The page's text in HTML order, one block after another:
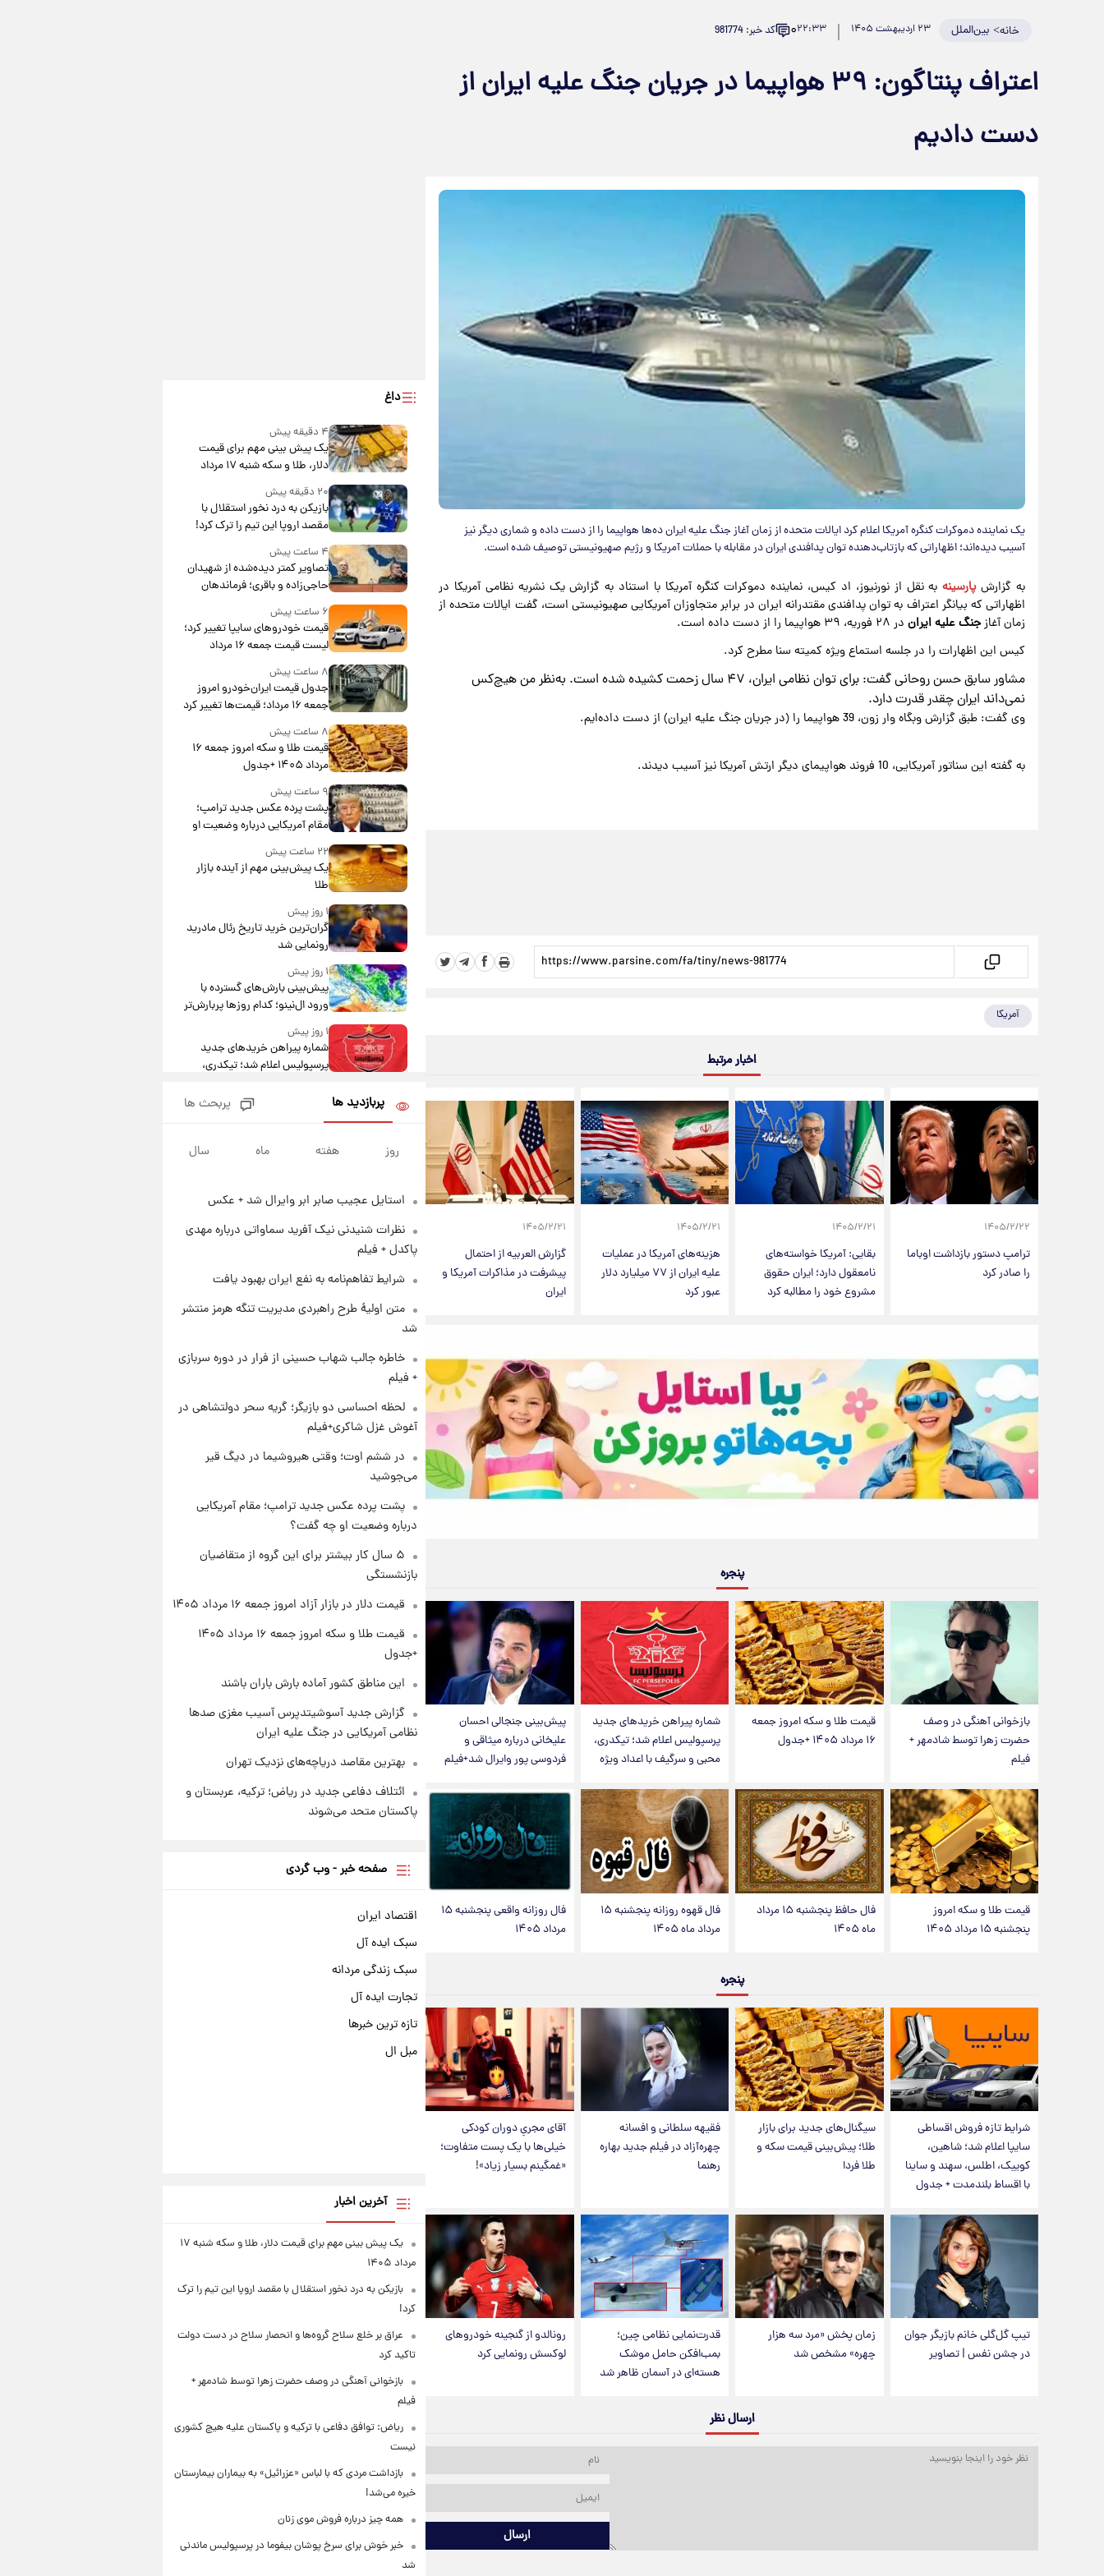
خانه> بین‌الملل ۲۳ اردیبهشت ۱۴۰۵ ۲۲:۳۳۰ کد خبر: 981774
اعتراف پنتاگون: ۳۹ هواپیما در جریان جنگ علیه ایران از
دست دادیم
یک نماینده دموکرات کنگره آمریکا اعلام کرد ایالات متحده از زمان آغاز جنگ علیه ایران ده‌ها هواپیما را از دست داده و شماری دیگر نیز
آسیب دیده‌اند؛ اظهاراتی که بازتاب‌دهنده توان پدافندی ایران در مقابله با حملات آمریکا و رژیم صهیونیستی توصیف شده است.
به گزارش پارسینهبه نقل از نورنیوز، اد کیس، نماینده دموکرات کنگره آمریکا با استناد به گزارش یک نشریه نظامی آمریکا در
اظهاراتی که بیانگر اعتراف به توان پدافندی مقتدرانه ایران در برابر متجاوزان آمریکایی صهیونیستی است،‌ گفت ایالات متحده از
زمان آغازجنگ علیه ایران در ۲۸ فوریه، ۳۹ هواپیما را از دست داده است.
کیس این اظهارات را در جلسه استماع ویژه کمیته سنا مطرح کرد.
مشاور سابق حسن روحانی گفت: برای توان نظامی ایران، ۴۷ سال زحمت کشیده شده است. به‌نظر من هیچ‌کس
نمی‌داند ایران چقدر قدرت دارد.
وی گفت: طبق گزارش وبگاه وار زون، 39 هواپیما را (در جریان جنگ علیه ایران) از دست داده‌ایم.
به گفته این سناتور آمریکایی، 10 فروند هواپیمای دیگر ارتش آمریکا نیز آسیب دیدند.
آمریکا
اخبار مرتبط
۱۴۰۵/۲/۲۲
ترامپ دستور بازداشت اوباما
را صادر کرد
۱۴۰۵/۲/۲۱
بقایی: آمریکا خواسته‌های
نامعقول دارد؛ ایران حقوق
مشروع خود را مطالبه کرد
۱۴۰۵/۲/۲۱
هزینه‌های آمریکا در عملیات
علیه ایران از ۷۷ میلیارد دلار
عبور کرد
۱۴۰۵/۲/۲۱
گزارش العربیه از احتمال
پیشرفت در مذاکرات آمریکا و
ایران
پنجره
بازخوانی آهنگی در وصف
حضرت زهرا توسط شادمهر +
فیلم
قیمت طلا و سکه امروز جمعه
۱۶ مرداد ۱۴۰۵ +جدول
شماره پیراهن خریدهای جدید
پرسپولیس اعلام شد؛ تیکدری،
محبی و سرگیف با اعداد ویژه
پیش‌بینی جنجالی احسان
علیخانی درباره میثاقی و
فردوسی پور وایرال شد+فیلم
قیمت طلا و سکه امروز
پنجشنبه ۱۵ مرداد ۱۴۰۵
فال حافظ پنجشنبه ۱۵ مرداد
ماه ۱۴۰۵
فال قهوه روزانه پنجشنبه ۱۵
مرداد ماه ۱۴۰۵
فال روزانه واقعی پنجشنبه ۱۵
مرداد ۱۴۰۵
پنجره
شرایط تازه فروش اقساطی
سایپا اعلام شد؛ شاهین،
کوییک، اطلس، سهند و ساینا
با اقساط بلندمدت + جدول
سیگنال‌های جدید برای بازار
طلا؛ پیش‌بینی قیمت سکه و
طلا فردا
فقیهه سلطانی و افسانه
چهره‌آزاد در فیلم جدید بهاره
رهنما
آقای مجریِ دوران کودکی
خیلی‌ها با یک پست متفاوت؛
«غمگینم بسیار زیاد»!
تیپ گل‌گلی خانم بازیگر جوان
در جشن نفس | تصاویر
زمان پخش «مرد سه هزار
چهره» مشخص شد
قدرت‌نمایی نظامی چین؛
بمب‌افکن حامل موشک
هسته‌ای در آسمان ظاهر شد
رونالدو از گنجینه خودروهای
لوکسش رونمایی کرد
ارسال نظر
ارسال
داغ
۴ دقیقه پیش
یک پیش ‌بینی مهم برای قیمت
دلار، طلا و سکه شنبه ۱۷ مرداد
۱۴۰۵
۲۰ دقیقه پیش
بازیکن به درد نخور استقلال با
مقصد اروپا این تیم را ترک کرد!
۴ ساعت پیش
تصاویر کمتر دیده‌شده از شهیدان
حاجی‌زاده و باقری؛ فرماندهان
شهید هوافضای ایران
۶ ساعت پیش
قیمت خودروهای سایپا تغییر کرد؛
لیست قیمت جمعه ۱۶ مرداد
۸ ساعت پیش
جدول قیمت ایران‌خودرو امروز
جمعه ۱۶ مرداد؛ قیمت‌ها تغییر کرد
۸ ساعت پیش
قیمت طلا و سکه امروز جمعه ۱۶
مرداد ۱۴۰۵ +جدول
۹ ساعت پیش
پشت پرده عکس جدید ترامپ؛
مقام آمریکایی درباره وضعیت او
۲۲ ساعت پیش
یک پیش‌بینی مهم از آینده بازار
طلا
۱ روز پیش
گران‌ترین خرید تاریخ رئال مادرید
رونمایی شد
۱ روز پیش
پیش‌بینی بارش‌های گسترده با
ورود ال‌نینو؛ کدام روزها پربارش‌تر
خواهند بود؟
۱ روز پیش
شماره پیراهن خریدهای جدید
پرسپولیس اعلام شد؛ تیکدری،
جزئیات فعال‌سازی «کیف پول
ایران» اعلام شد+فیلم
۱ روز پیش
۱۵ مرداد ۱۴۰۵ +جدول
قیمت طلا و سکه امروز پنجشنبه
شارژ جدید کالابرگ برای سه
دهک؛ جزئیات اعلام شد
پربازدید ها پربحث ها
روز هفته ماه سال
استایل عجیب صابر ابر وایرال شد + عکس
نظرات شنیدنی نیک آفرید سماواتی درباره مهدی
پاکدل + فیلم
شرایط تفاهم‌نامه به نفع ایران بهبود یافت
متن اولیۀ طرح راهبردی مدیریت تنگه هرمز منتشر
شد
خاطره جالب شهاب حسینی از فرار در دوره سربازی
+ فیلم
لحظه احساسی دو بازیگر؛ گریه سحر دولتشاهی در
آغوش غزل شاکری+فیلم
در ششم اوت؛ وقتی هیروشیما در دیگ قیر
می‌جوشید
پشت پرده عکس جدید ترامپ؛ مقام آمریکایی
درباره وضعیت او چه گفت؟
۵ سال کار بیشتر برای این گروه از متقاضیان
بازنشستگی
قیمت دلار در بازار آزاد امروز جمعه ۱۶ مرداد ۱۴۰۵
قیمت طلا و سکه امروز جمعه ۱۶ مرداد ۱۴۰۵
+جدول
این مناطق کشور آماده بارش باران باشند
گزارش جدید آسوشیتدپرس آسیب مغزی صدها
نظامی آمریکایی در جنگ علیه ایران
بهترین مقاصد دریاچه‌های نزدیک تهران
ائتلاف دفاعی جدید در ریاض؛ ترکیه، عربستان و
پاکستان متحد می‌شوند
صفحه خبر - وب گردی
اقتصاد ایران
سبک ایده آل
سبک زندگی مردانه
تجارت ایده آل
تازه ترین خبرها
مبل ال
آخرین اخبار
یک پیش ‌بینی مهم برای قیمت دلار، طلا و سکه شنبه ۱۷
مرداد ۱۴۰۵
بازیکن به درد نخور استقلال با مقصد اروپا این تیم را ترک
کرد!
عراق بر خلع سلاح گروه‌ها و انحصار سلاح در دست دولت
تاکید کرد
بازخوانی آهنگی در وصف حضرت زهرا توسط شادمهر +
فیلم
ریاض: توافق دفاعی با ترکیه و پاکستان علیه هیچ کشوری
نیست
بازداشت مردی که با لباس «عزرائیل» به بیماران بیمارستان
خیره می‌شد!
همه چیز درباره فروش موی زنان
خبر خوش برای سرخ پوشان بیفوما در پرسپولیس ماندنی
شد